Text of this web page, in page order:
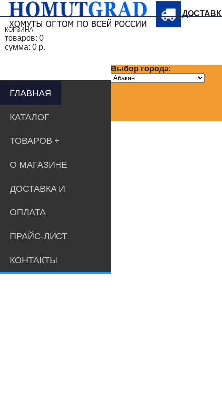
Выбор города:
КОРЗИНА
товаров: 0
сумма: 0 р.
ГЛАВНАЯ
КАТАЛОГ
ТОВАРОВ
О МАГАЗИНЕ
ДОСТАВКА И
ОПЛАТА
ПРАЙС-ЛИСТ
КОНТАКТЫ